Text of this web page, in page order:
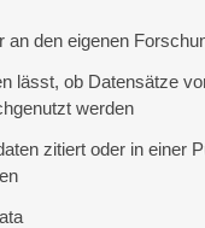
an den eigenen
lässt, ob Datensätze
werden
zitiert oder in einer